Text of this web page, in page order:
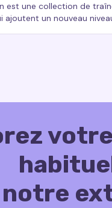
collection d’effets,
est une collection de
ajoutent un nouveau
traînées de